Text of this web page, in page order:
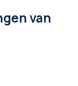
van